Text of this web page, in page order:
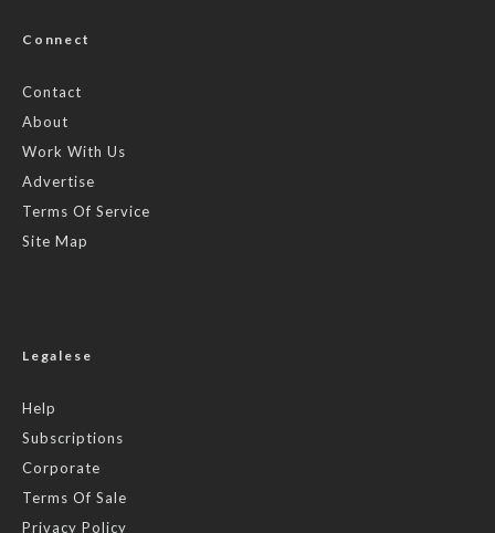
Connect
Contact
About
Work With Us
Advertise
Terms Of Service
Site Map
Legalese
Help
Subscriptions
Corporate
Terms Of Sale
Privacy Policy